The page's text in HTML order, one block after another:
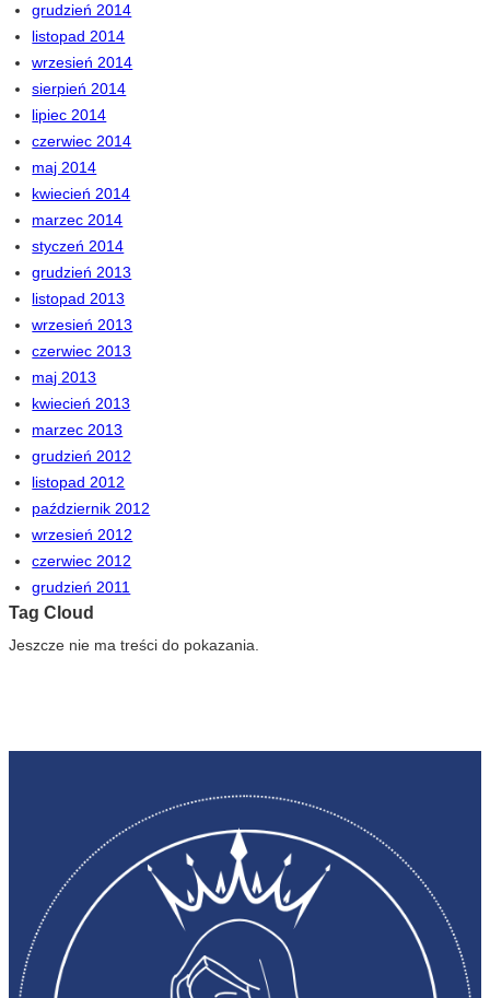
grudzień 2014
listopad 2014
wrzesień 2014
sierpień 2014
lipiec 2014
czerwiec 2014
maj 2014
kwiecień 2014
marzec 2014
styczeń 2014
grudzień 2013
listopad 2013
wrzesień 2013
czerwiec 2013
maj 2013
kwiecień 2013
marzec 2013
grudzień 2012
listopad 2012
październik 2012
wrzesień 2012
czerwiec 2012
grudzień 2011
Tag Cloud
Jeszcze nie ma treści do pokazania.